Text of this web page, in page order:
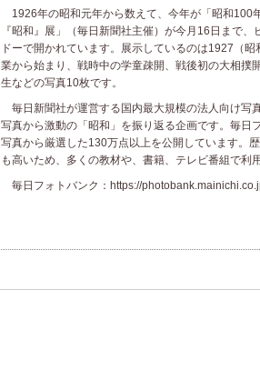
1926年の昭和元年から数えて、今年が「昭和100
『昭和』展」（毎日新聞社主催）が今月16日まで
ドーで開かれています。展示しているのは1927（
業から始まり、戦時中の学童疎開、戦後初の大相撲
生などの写真10枚です。
毎日新聞社が運営する国内最大規模の法人向け写
写真から激動の「昭和」を振り返る企画です。毎日
写真から厳選した130万点以上を公開しています。
も高いため、多くの教材や、書籍、テレビ番組で利
毎日フォトバンク：https://